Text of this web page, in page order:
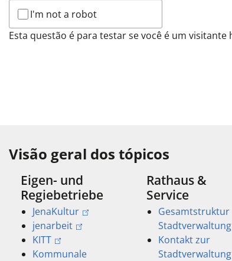
I'm not a robot
Visão geral dos tópicos
Eigen- und
Regiebetriebe
JenaKultur
jenarbeit
KITT
Kommunale
Rathaus &
Service
Gesamtstruktur
Stadtverwaltung
Kontakt zur
Stadtverwaltung